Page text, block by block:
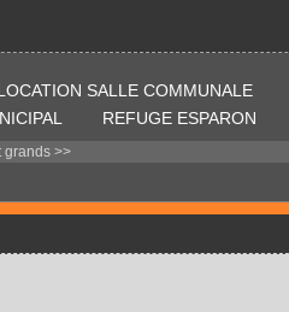
SALLE COMMUNALE
REFUGE ESPARON
grands >>